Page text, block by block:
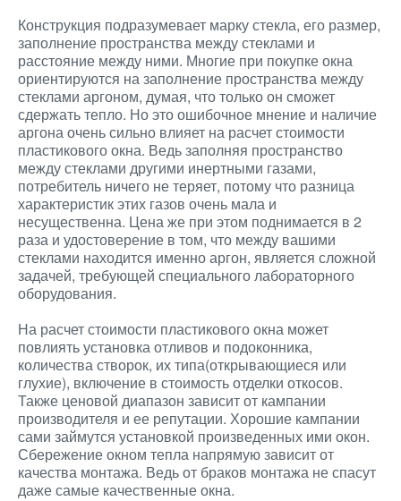
Конструкция подразумевает марку стекла, его размер,
заполнение пространства между стеклами и
расстояние между ними. Многие при покупке окна
ориентируются на заполнение пространства между
стеклами аргоном, думая, что только он сможет
сдержать тепло. Но это ошибочное мнение и наличие
аргона очень сильно влияет на расчет стоимости
пластикового окна. Ведь заполняя пространство
между стеклами другими инертными газами,
потребитель ничего не теряет, потому что разница
характеристик этих газов очень мала и
несущественна. Цена же при этом поднимается в 2
раза и удостоверение в том, что между вашими
стеклами находится именно аргон, является сложной
задачей, требующей специального лабораторного
оборудования.
На расчет стоимости пластикового окна может
повлиять установка отливов и подоконника,
количества створок, их типа(открывающиеся или
глухие), включение в стоимость отделки откосов.
Также ценовой диапазон зависит от кампании
производителя и ее репутации. Хорошие кампании
сами займутся установкой произведенных ими окон.
Сбережение окном тепла напрямую зависит от
качества монтажа. Ведь от браков монтажа не спасут
даже самые качественные окна.